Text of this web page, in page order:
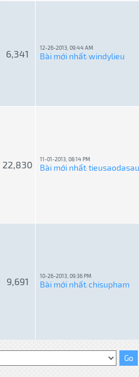
6,341
12-26-2013, 09:44 AM
Bài mới nhất:windylieu
22,830 11-01-2013, 08:14 PM
Bài mới nhất:tieusaodasau
9,691 10-26-2013, 09:36 PM
Bài mới nhất:chisupham